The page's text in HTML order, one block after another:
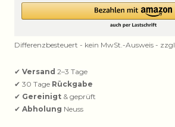
Differenzbesteuert - kein MwSt.-Ausweis - zzgl.
✔ Versand 2–3 Tage
✔ 30 Tage Rückgabe
✔ Gereinigt & geprüft
✔ Abholung Neuss